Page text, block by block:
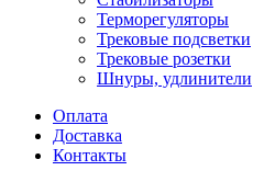
Терморегуляторы
Трековые подсветки
Трековые розетки
Шнуры, удлинители
Оплата
Доставка
Контакты